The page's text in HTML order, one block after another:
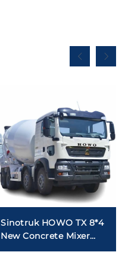
Sinotruk HOWO TX 8*4
New Concrete Mixer
Trucks 12m3 14m3